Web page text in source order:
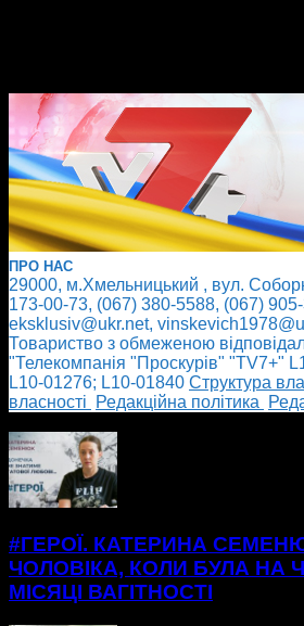
ПРО НАС
29000, м.Хмельницький , вул.
173-00-73, (067) 380-5588, (067)
eksklusiv@ukr.net,
Товариство з обмеженою
"Телекомпанія "Проскурів" "TV7+"
L10-01276; L10-01840 Cтруктура
власності
Редакційна політика
#ГЕРОЇ. КАТЕРИНА
ЧОЛОВІКА, КОЛИ БУЛА НА
МІСЯЦІ ВАГІТНОСТІ